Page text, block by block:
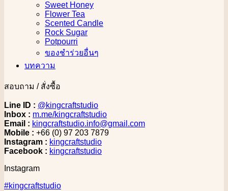
Sweet Honey
Flower Tea
Scented Candle
Rock Sugar
Potpourri
ของชำร่วยอื่นๆ
บทความ
สอบถาม / สั่งซื้อ
Line ID : @kingcraftstudio
Inbox : m.me/kingcraftstudio
Email : kingcraftstudio.info@gmail.com
Mobile : +66 (0) 97 203 7879
Instagram : kingcraftstudio
Facebook : kingcraftstudio
Instagram
#kingcraftstudio